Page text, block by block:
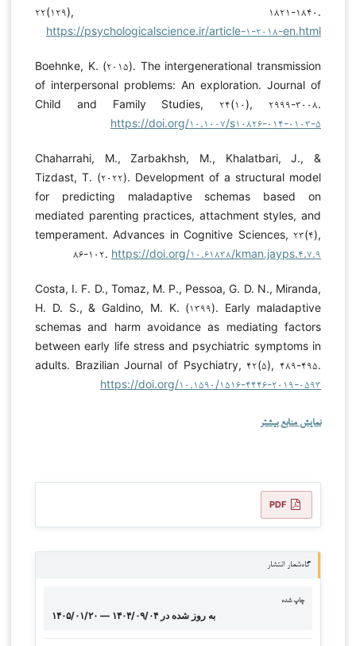
۲۲(۱۲۹), ۱۸۲۱-۱۸۴۰.
https://psychologicalscience.ir/article-۱-۲۰۱۸-en.html
Boehnke, K. (۲۰۱۵). The intergenerational transmission
of interpersonal problems: An exploration. Journal of
Child and Family Studies, ۲۴(۱۰), ۲۹۹۹-۳۰۰۸.
https://doi.org/۱۰.۱۰۰۷/s۱۰۸۲۶-۰۱۴-۰۱۰۳-۵
Chaharrahi, M., Zarbakhsh, M., Khalatbari, J., &
Tizdast, T. (۲۰۲۲). Development of a structural model
for predicting maladaptive schemas based on
mediated parenting practices, attachment styles, and
temperament. Advances in Cognitive Sciences, ۲۳(۴),
۸۶-۱۰۲. https://doi.org/۱۰.۶۱۸۳۸/kman.jayps.۴.۷.۹
Costa, I. F. D., Tomaz, M. P., Pessoa, G. D. N., Miranda,
H. D. S., & Galdino, M. K. (۱۳۹۹). Early maladaptive
schemas and harm avoidance as mediating factors
between early life stress and psychiatric symptoms in
adults. Brazilian Journal of Psychiatry, ۴۲(۵), ۴۸۹-۴۹۵.
https://doi.org/۱۰.۱۵۹۰/۱۵۱۶-۴۴۴۶-۲۰۱۹-۰۵۹۳
نمایش منابع بیشتر
PDF
گاه‌شمار انتشار
چاپ شده
۱۴۰۵/۰۱/۲۰ — به روز شده در ۱۴۰۴/۰۹/۰۴